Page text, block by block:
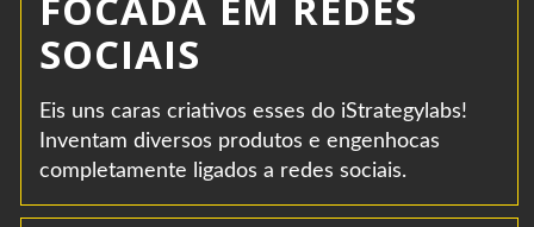
SOCIAIS
Eis uns caras criativos esses do iStrategylabs!
Inventam diversos produtos e engenhocas
completamente ligados a redes sociais.